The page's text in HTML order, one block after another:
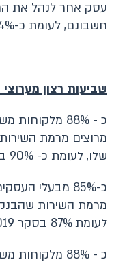
עסק אחר לנהל את
חשבונם, לעומת כ-54% בסקר 2019.
שביעות רצון
כ - 88%
מרוצים מרמת
שלו, לעומת כ- 90% בסקר 2021.
כ-85% מבעלי
מרמת השירות
לעומת 87% בסקר 2019.
כ - 88%